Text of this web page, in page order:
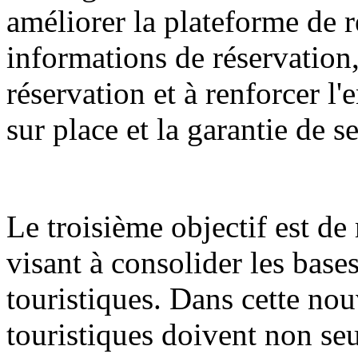
améliorer la plateforme de
informations de
réservation et à renforcer
sur place et la garantie de
Le troisième objectif est de
visant à consolider les
touristiques. Dans cette
touristiques doivent non